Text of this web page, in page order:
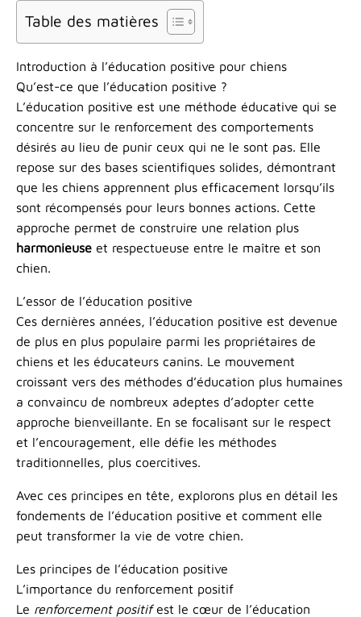
Table des matières
Introduction à l’éducation positive pour chiens
Qu’est-ce que l’éducation positive ?
L’éducation positive est une méthode éducative qui se
concentre sur le renforcement des comportements
désirés au lieu de punir ceux qui ne le sont pas. Elle
repose sur des bases scientifiques solides, démontrant
que les chiens apprennent plus efficacement lorsqu’ils
sont récompensés pour leurs bonnes actions. Cette
approche permet de construire une relation plus
harmonieuse et respectueuse entre le maître et son
chien.
L’essor de l’éducation positive
Ces dernières années, l’éducation positive est devenue
de plus en plus populaire parmi les propriétaires de
chiens et les éducateurs canins. Le mouvement
croissant vers des méthodes d’éducation plus humaines
a convaincu de nombreux adeptes d’adopter cette
approche bienveillante. En se focalisant sur le respect
et l’encouragement, elle défie les méthodes
traditionnelles, plus coercitives.
Avec ces principes en tête, explorons plus en détail les
fondements de l’éducation positive et comment elle
peut transformer la vie de votre chien.
Les principes de l’éducation positive
L’importance du renforcement positif
Le renforcement positifest le cœur de l’éducation